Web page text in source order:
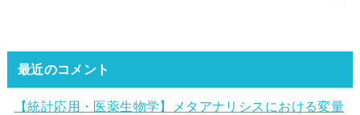
最近のコメント
【統計応用・医薬生物学】メタアナリシスにおける変量